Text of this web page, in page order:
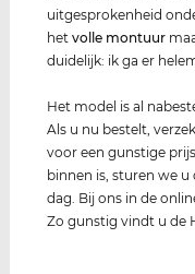
uitgesprokenheid
hetvolle montuur
duidelijk: ik ga er
Het model is al
Als u nu bestelt,
voor een gunstige
binnen is, sturen we u
dag. Bij ons in de
Zo gunstig vindt u de